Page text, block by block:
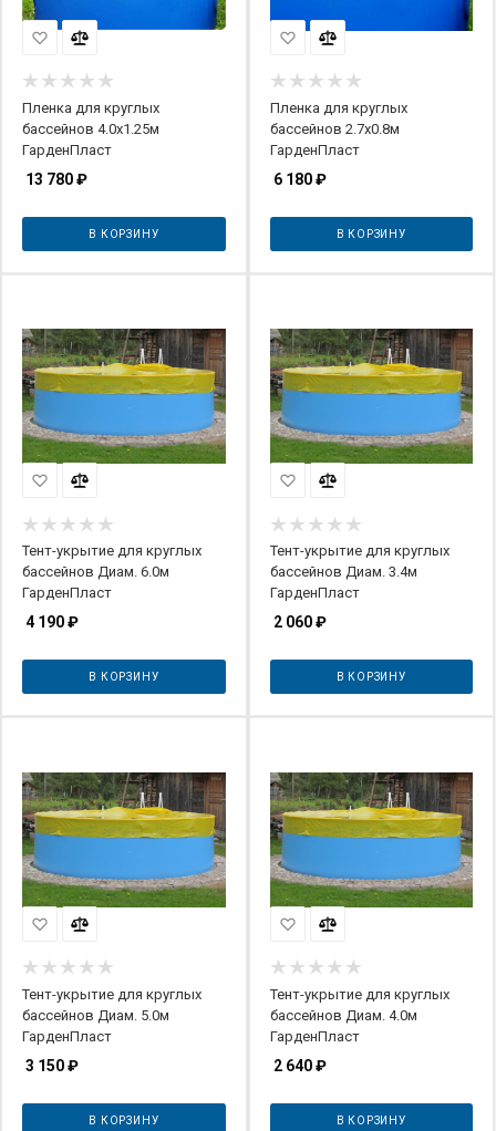
Пленка для круглых
бассейнов 4.0х1.25м
ГарденПласт
13 780₽
В КОРЗИНУ
Пленка для круглых
бассейнов 2.7х0.8м
ГарденПласт
6 180₽
В КОРЗИНУ
Тент-укрытие для круглых
бассейнов Диам. 6.0м
ГарденПласт
4 190₽
В КОРЗИНУ
Тент-укрытие для круглых
бассейнов Диам. 3.4м
ГарденПласт
2 060₽
В КОРЗИНУ
Тент-укрытие для круглых
бассейнов Диам. 5.0м
ГарденПласт
3 150₽
В КОРЗИНУ
Тент-укрытие для круглых
бассейнов Диам. 4.0м
ГарденПласт
2 640₽
В КОРЗИНУ